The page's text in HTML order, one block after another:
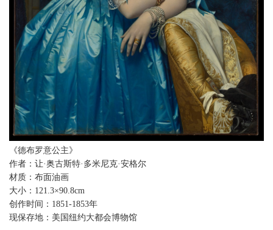
《德布罗意公主》
作者：让·奥古斯特·多米尼克·安格尔